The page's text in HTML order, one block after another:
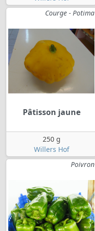
Courge - Potima
Pâtisson jaune
250 g
Willers Hof
Poivron